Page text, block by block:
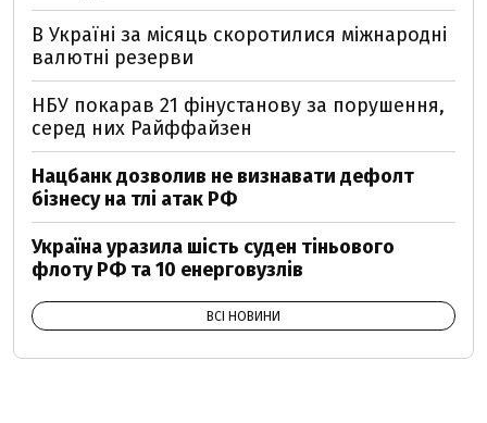
В Україні за місяць скоротилися міжнародні
валютні резерви
НБУ покарав 21 фінустанову за порушення,
серед них Райффайзен
Нацбанк дозволив не визнавати дефолт
бізнесу на тлі атак РФ
Україна уразила шість суден тіньового
флоту РФ та 10 енерговузлів
ВСІ НОВИНИ